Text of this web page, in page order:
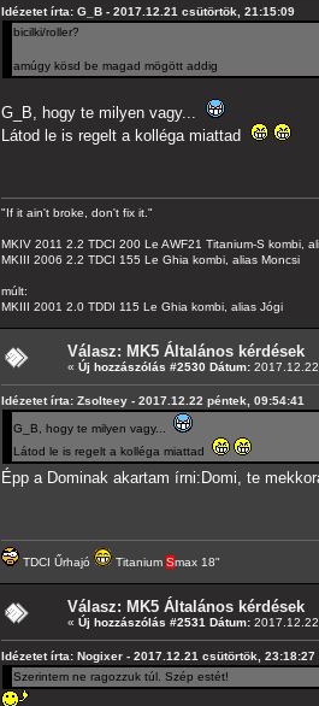
Idézetet írta: G_B - 2017.12.21 csütörtök, 21:15:09
bicilki/roller?
amúgy kösd be magad mögött addig
G_B, hogy te milyen vagy...
Látod le is regelt a kolléga miattad
"If it ain't broke, don't fix it."
MKIV 2011 2.2 TDCI 200 Le AWF21 Titanium-S kombi,
MKIII 2006 2.2 TDCI 155 Le Ghia kombi, alias Moncsi
múlt:
MKIII 2001 2.0 TDDI 115 Le Ghia kombi, alias Jógi
Válasz: MK5 Általános kérdések
« Új hozzászólás #2530 Dátum:
Idézetet írta: Zsolteey - 2017.12.22 péntek, 09:54:41
G_B, hogy te milyen vagy...
Látod le is regelt a kolléga miattad
Épp a Dominak akartam írni:Domi, te
TDCI Űrhajó Titanium Smax 18"
Válasz: MK5 Általános kérdések
« Új hozzászólás #2531 Dátum:
Idézetet írta: Nogixer - 2017.12.21 csütörtök, 23:18:27
Szerintem ne ragozzuk túl. Szép estét!